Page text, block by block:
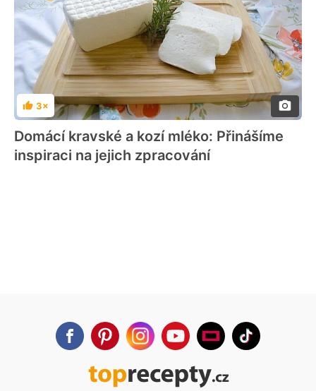
Hodnocení
3×
Domácí kravské a kozí mléko: Přinášíme
inspiraci na jejich zpracování